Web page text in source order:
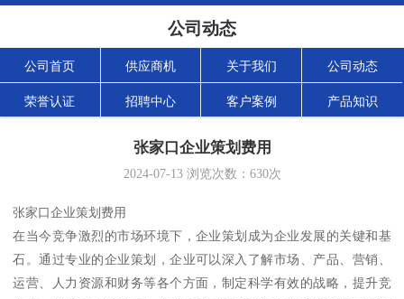
公司动态
公司首页 供应商机 关于我们 公司动态
荣誉认证 招聘中心 客户案例 产品知识
张家口企业策划费用
2024-07-13浏览次数： 630次
张家口企业策划费用
在当今竞争激烈的市场环境下，企业策划成为企业发展的关键和基
石。通过专业的企业策划，企业可以深入了解市场、产品、营销、
运营、人力资源和财务等各个方面，制定科学有效的战略，提升竞